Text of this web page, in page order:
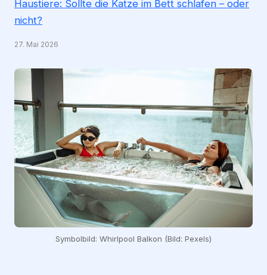
Haustiere: Sollte die Katze im Bett schlafen – oder
nicht?
27. Mai 2026
Symbolbild: Whirlpool Balkon (Bild: Pexels)